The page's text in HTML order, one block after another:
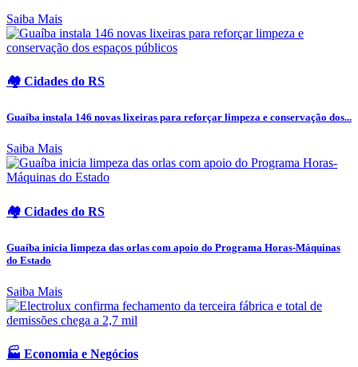
Saiba Mais
🏘️ Cidades do RS
Guaíba instala 146 novas lixeiras para reforçar limpeza e conservação dos...
Saiba Mais
🏘️ Cidades do RS
Guaíba inicia limpeza das orlas com apoio do Programa Horas-Máquinas
do Estado
Saiba Mais
🏭 Economia e Negócios